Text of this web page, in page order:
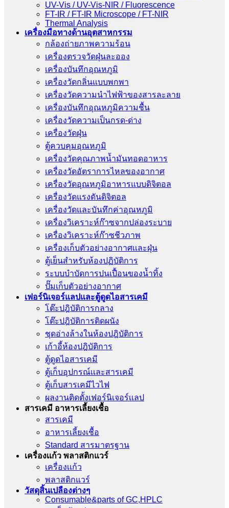
UV-Vis / UV-Vis-NIR / Fluorescence
FT-IR / FT-IR Microscope / FT-NIR
Thermal Analysis
เครื่องมือทางด้านอุตสาหกรรม
กล้องถ่ายภาพความร้อน
เครื่องตรวจวัดฝุ่นละออง
เครื่องบันทึกอุณหภูมิ
เครื่องวัดกลิ่นแบบพกพา
เครื่องวัดความนําไฟฟ้าของสารละลาย
เครื่องบันทึกอุณหภูมิความชื้น
เครื่องวัดความเป็นกรด-ด่าง
เครื่องวัดฝุ่น
ตู้ควบคุมอุณหภูมิ
เครื่องวัดคุณภาพน้ำมันทอดอาหาร
เครื่องวัดอัตราการไหลของอากาศ
เครื่องวัดอุณหภูมิอาหารแบบดิจิตอล
เครื่องวัดแรงดันดิจิตอล
เครื่องวัดและบันทึกค่าอุณหภูมิ
เครื่องวิเคราะห์ก๊าซจากปล่องระบาย
เครื่องวิเคราะห์ก๊าซชีวภาพ
เครื่องเก็บตัวอย่างอากาศเเละฝุ่น
ตู้เย็นสำหรับห้องปฏิบัติการ
ระบบบำบัดการปนเปื้อนของน้ำทิ้ง
ปั๊มเก็บตัวอย่างอากาศ
เฟอร์นิเจอร์แลปและตู้ดูดไอสารเคมี
โต๊ะปฎิบัติการกลาง
โต๊ะปฎิบัติการติดผนัง
ชุดอ่างล้างในห้องปฎิบัติการ
เก้าอี้ห้องปฎิบัติการ
ตู้ดูดไอสารเคมี
ตู้เก็บอุปกรณ์เเละสารเคมี
ตู้เก็บสารเคมีไวไฟ
ผลงานติดตั้งเฟอร์นิเจอร์เเลป
สารเคมี อาหารเลี้ยงเชื้อ
สารเคมี
อาหารเลี้ยงเชื้อ
Standard สารมาตรฐาน
เครื่องเเก้ว พลาสติกแวร์
เครื่องเเก้ว
พลาสติกแวร์
วัสดุสิ้นเปลืองต่างๆ
Consumable&parts of GC,HPLC